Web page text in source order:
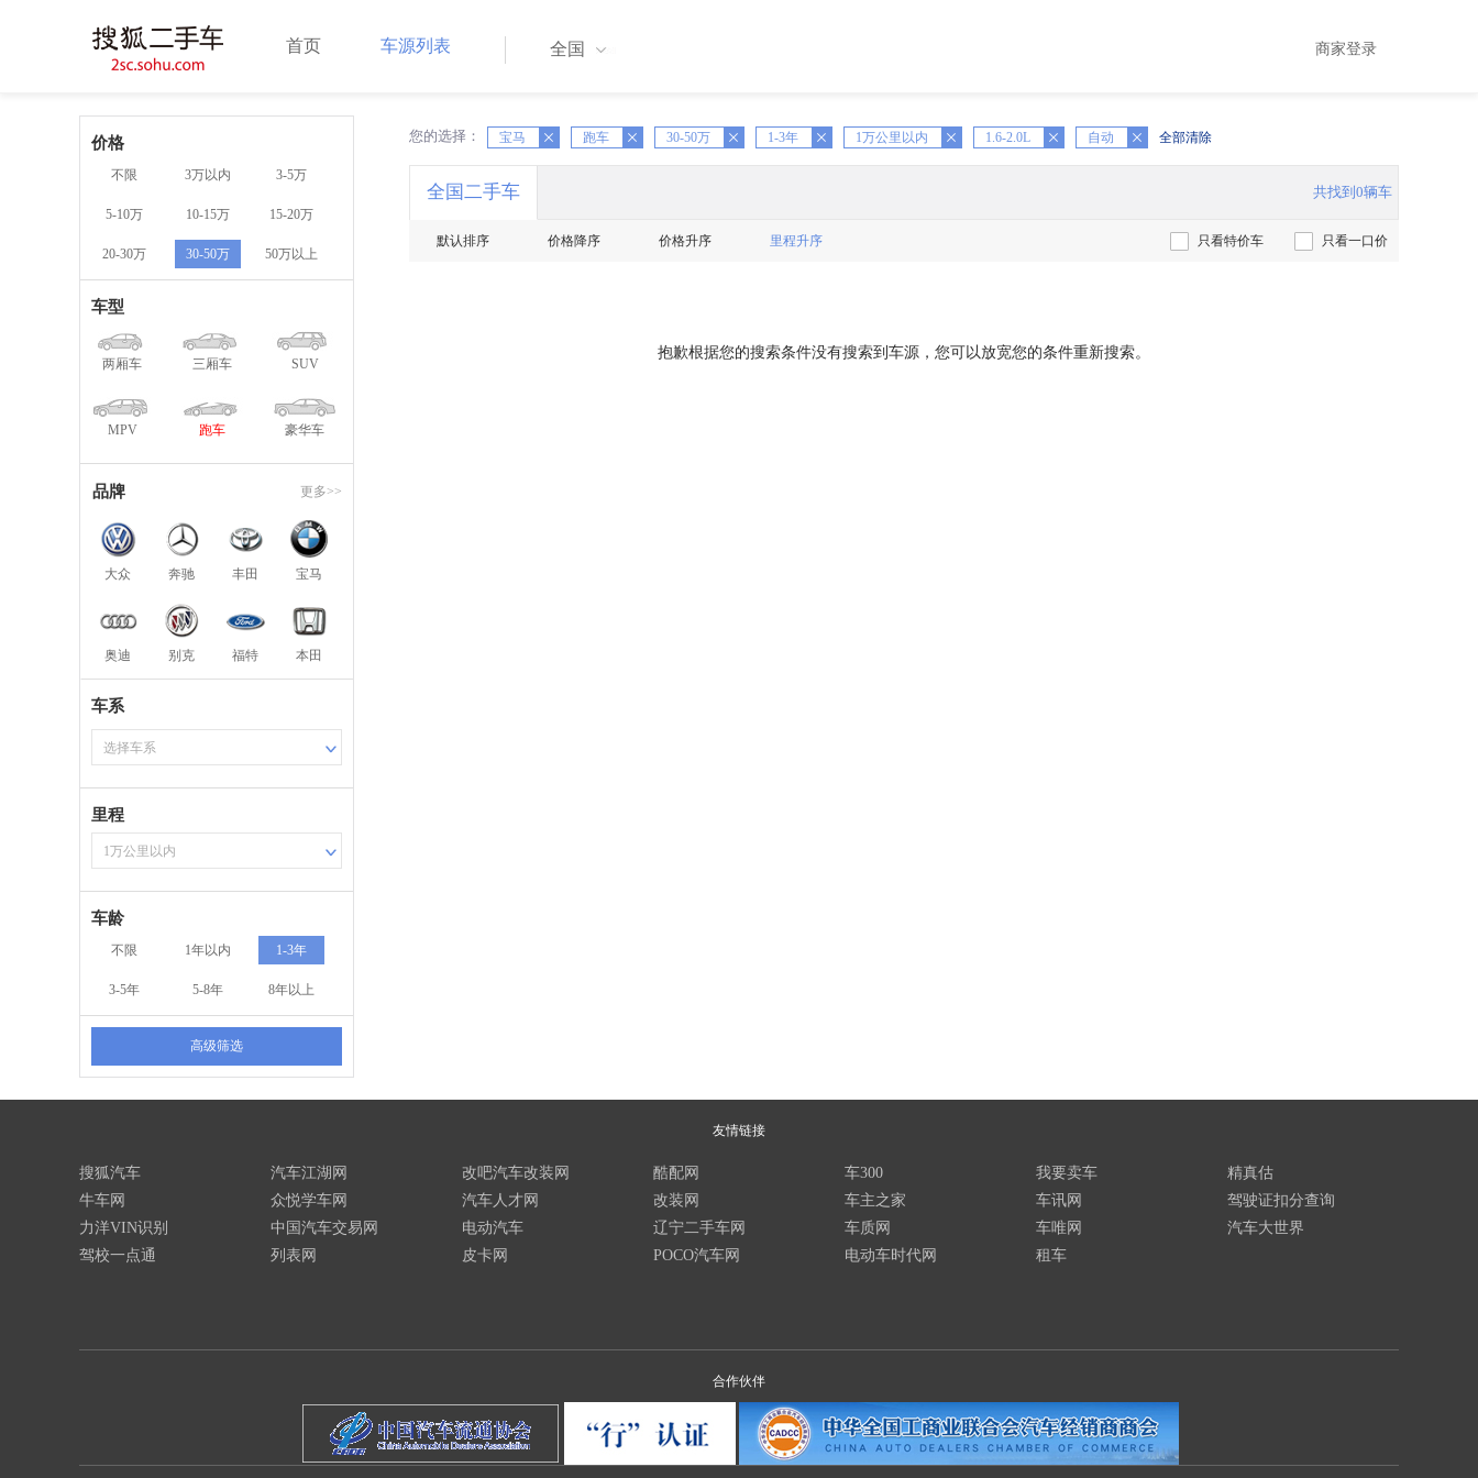
首页 车源列表 全国 商家登录
价格
不限 3万以内 3-5万
5-10万 10-15万 15-20万
20-30万 30-50万 50万以上
车型
两厢车 三厢车 SUV
MPV 跑车 豪华车
品牌 更多>>
大众 奔驰 丰田 宝马
奥迪 别克 福特 本田
车系
选择车系
里程
1万公里以内
车龄
不限 1年以内 1-3年
3-5年 5-8年 8年以上
高级筛选
您的选择： 宝马
X 跑车
X 30-50万
X 1-3年
X 1万公里以内
X 1.6-2.0L
X 自动
X 全部清除
全国二手车 共找到0辆车
只看特价车 只看一口价
默认排序 价格降序 价格升序 里程升序
抱歉根据您的搜索条件没有搜索到车源，您可以放宽您的条件重新搜索。
友情链接
搜狐汽车
牛车网
力洋VIN识别
驾校一点通
汽车江湖网
众悦学车网
中国汽车交易网
列表网
改吧汽车改装网
汽车人才网
电动汽车
皮卡网
酷配网
改装网
辽宁二手车网
POCO汽车网
车300
车主之家
车质网
电动车时代网
我要卖车
车讯网
车唯网
租车
精真估
驾驶证扣分查询
汽车大世界
合作伙伴